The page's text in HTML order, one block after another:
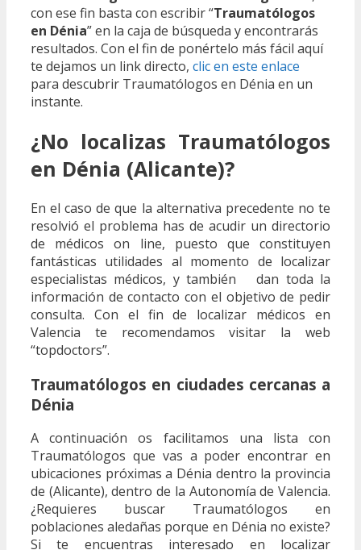
con ese fin basta con escribir “Traumatólogos
en Dénia” en la caja de búsqueda y encontrarás
resultados. Con el fin de ponértelo más fácil aquí
te dejamos un link directo, clic en este enlace
para descubrir Traumatólogos en Dénia en un
instante.
¿No localizas Traumatólogos
en Dénia (Alicante)?
En el caso de que la alternativa precedente no te
resolvió el problema has de acudir un directorio
de médicos on line, puesto que constituyen
fantásticas utilidades al momento de localizar
especialistas médicos, y también dan toda la
información de contacto con el objetivo de pedir
consulta. Con el fin de localizar médicos en
Valencia te recomendamos visitar la web
“topdoctors”.
Traumatólogos en ciudades cercanas a
Dénia
A continuación os facilitamos una lista con
Traumatólogos que vas a poder encontrar en
ubicaciones próximas a Dénia dentro la provincia
de (Alicante), dentro de la Autonomía de Valencia.
¿Requieres buscar Traumatólogos en
poblaciones aledañas porque en Dénia no existe?
Si te encuentras interesado en localizar